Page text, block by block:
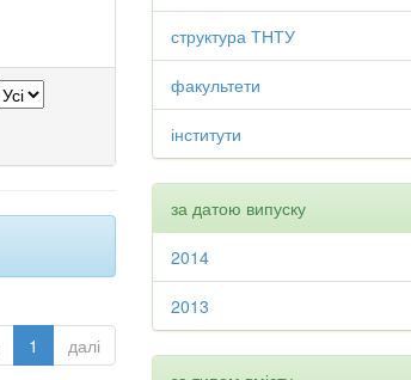
1 далі
структура ТНТУ
факультети
інститути
за датою випуску
2014
2013